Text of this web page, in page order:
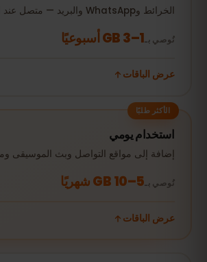
الخرائط وWhatsApp والبريد — متصل عند الحاجة فقط.
نُوصي بـ1–3 GB أسبوعيًا
عرض الباقات
الأكثر طلبًا
استخدام يومي
إضافة إلى مواقع التواصل وبث الموسيقى
نُوصي بـ5–10 GB شهريًا
عرض الباقات